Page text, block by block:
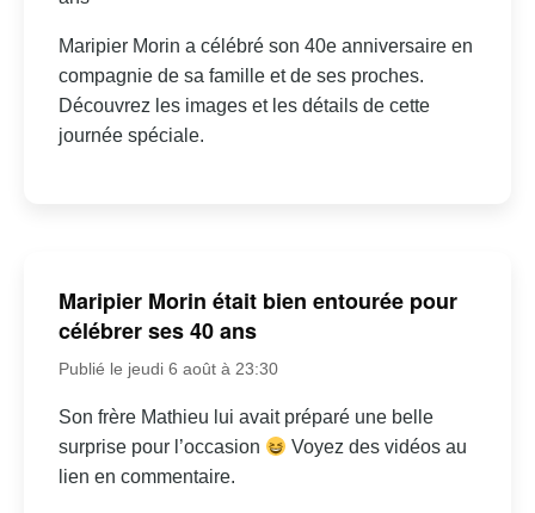
figure influente du paysage médiatique québécois,
appréciée pour son authenticité et son dynamisme.
Maripier Morin a célébré son 40e anniversaire en
compagnie de sa famille et de ses proches.
Découvrez les images et les détails de cette
journée spéciale.
Maripier Morin était bien entourée pour
célébrer ses 40 ans
Publié le jeudi 6 août à 23:30
Son frère Mathieu lui avait préparé une belle
surprise pour l’occasion
Voyez des vidéos au
lien en commentaire.